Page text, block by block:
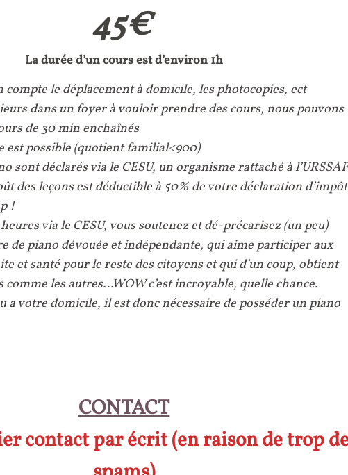
45€
La durée d’un cours est d’environ 1h
le déplacement à domicile, les photocopies, ect
dans un foyer à vouloir prendre des cours, nous pouvons
de 30 min enchaînés
est possible (quotient familial<900)
sont déclarés via le CESU, un organisme rattaché à
des leçons est déductible à 50% de votre déclaration
!
via le CESU, vous soutenez et dé-précarisez (un peu)
de piano dévouée etindépendante, qui aime participer aux
et santé pour le reste des citoyens et qui d’un coup, obtient
comme les autres…WOW c’est incroyable, quelle chance.
a votre domicile, il est donc nécessaire de posséder un piano
CONTACT
contact par écrit (en raison de trop